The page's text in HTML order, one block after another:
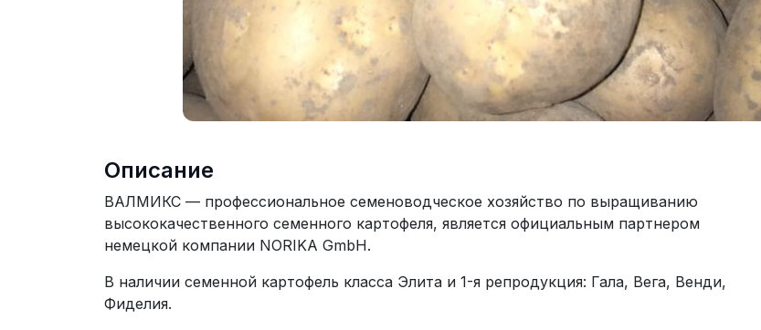
Описание
ВАЛМИКС — профессиональное семеноводческое хозяйство по выращиванию
высококачественного семенного картофеля, является официальным партнером
немецкой компании NORIKA GmbH.
В наличии семенной картофель класса Элита и 1-я репродукция: Гала, Вега, Венди,
Фиделия.